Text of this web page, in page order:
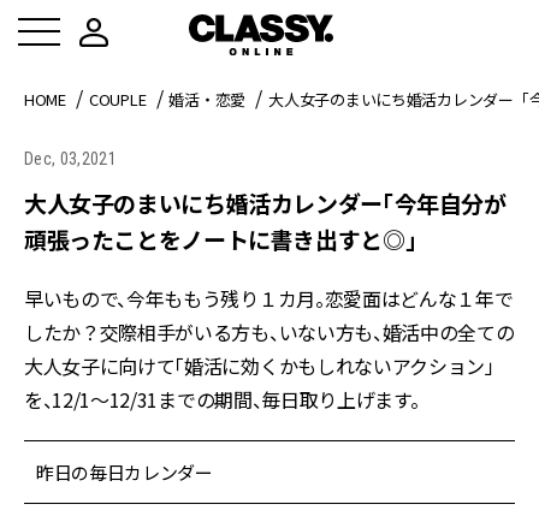
HOME COUPLE 婚活・恋愛 大人女子のまいにち婚活カレンダー
Dec, 03,2021
大人女子のまいにち婚活カレンダー「今年自分が
頑張ったことをノートに書き出すと◎」
早いもので、今年ももう残り１カ月。恋愛面はどんな１年で
したか？交際相手がいる方も、いない方も、婚活中の全ての
大人女子に向けて「婚活に効くかもしれないアクション」
を、12/1〜12/31までの期間、毎日取り上げます。
昨日の毎日カレンダー